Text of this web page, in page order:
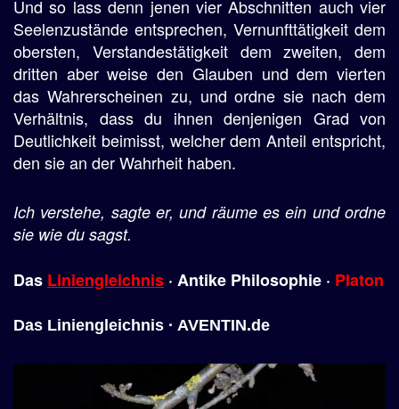
Und so lass denn jenen vier Abschnitten auch vier
Seelenzustände entsprechen, Vernunfttätigkeit dem
obersten, Verstandestätigkeit dem zweiten, dem
dritten aber weise den Glauben und dem vierten
das Wahrerscheinen zu, und ordne sie nach dem
Verhältnis, dass du ihnen denjenigen Grad von
Deutlichkeit beimisst, welcher dem Anteil entspricht,
den sie an der Wahrheit haben.
Ich verstehe, sagte er, und räume es ein und ordne
sie wie du sagst.
Das Liniengleichnis · Antike Philosophie · Platon
Das Liniengleichnis · AVENTIN.de